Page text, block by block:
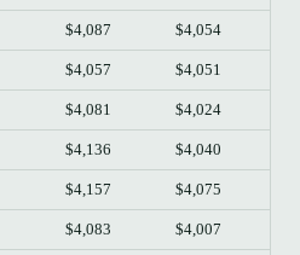
$4,087 $4,054
$4,057 $4,051
$4,081 $4,024
$4,136 $4,040
$4,157 $4,075
$4,083 $4,007